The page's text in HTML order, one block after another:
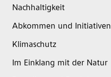
Nachhaltigkeit
Abkommen und Initiativen
Klimaschutz
Im Einklang mit der Natur